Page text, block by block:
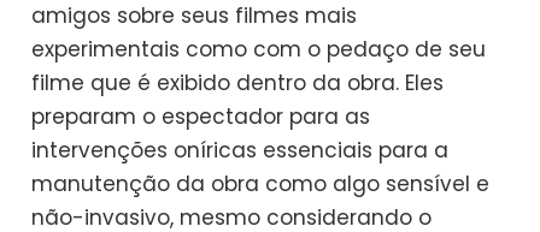
amigos sobre seus filmes mais
experimentais como com o pedaço de seu
filme que é exibido dentro da obra. Eles
preparam o espectador para as
intervenções oníricas essenciais para a
manutenção da obra como algo sensível e
não-invasivo, mesmo considerando o